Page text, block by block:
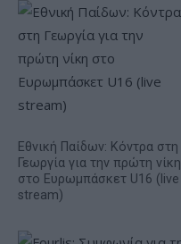
Εθνική Παίδων: Κόντρα στη
Γεωργία για την πρώτη νίκη
στο Ευρωμπάσκετ U16 (live
stream)